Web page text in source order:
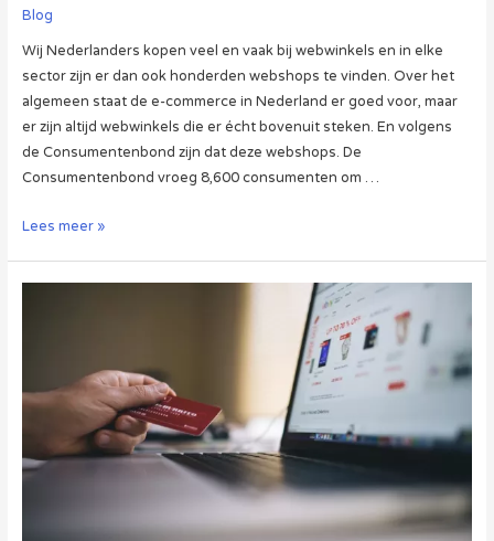
Blog
Wij Nederlanders kopen veel en vaak bij webwinkels en in elke
sector zijn er dan ook honderden webshops te vinden. Over het
algemeen staat de e-commerce in Nederland er goed voor, maar
er zijn altijd webwinkels die er écht bovenuit steken. En volgens
de Consumentenbond zijn dat deze webshops. De
Consumentenbond vroeg 8,600 consumenten om …
Dit
Nederland
Lees meer »